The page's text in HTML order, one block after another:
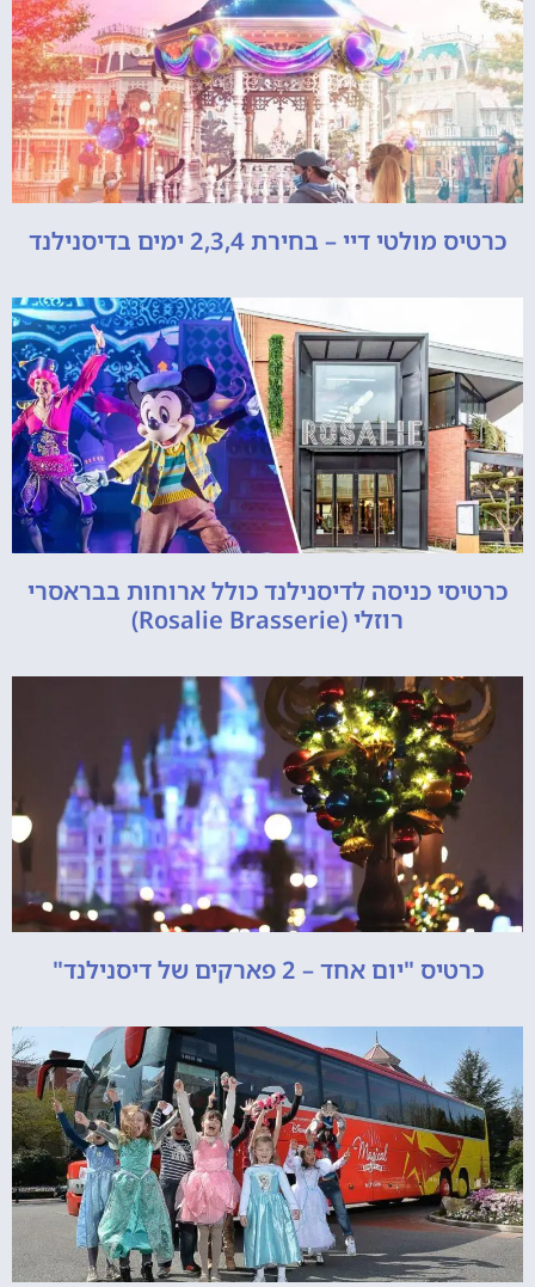
כרטיס מולטי דיי – בחירת 2,3,4 ימים בדיסנילנד
כרטיסי כניסה לדיסנילנד כולל ארוחות בבראסרי
רוזלי (Rosalie Brasserie)
כרטיס "יום אחד – 2 פארקים של דיסנילנד"